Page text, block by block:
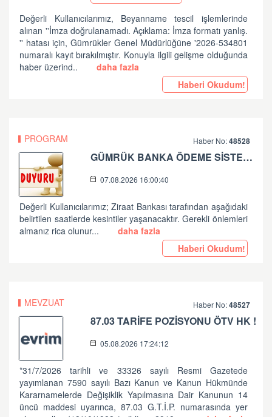
Değerli Kullanıcılarımız, Beyanname tescil işlemlerinde
alınan ''İmza doğrulanamadı. Açıklama: İmza formatı yanlış.
'' hatası için, Gümrükler Genel Müdürlüğüne '2026-534801
numaralı kayıt bırakılmıştır. Konuyla ilgili gelişme olduğunda
haber üzerind..
daha fazla
Haberi Okudum!
PROGRAM Haber No:48528
GÜMRÜK BANKA ÖDEME SİSTEMLERİ ZİRAAT BANKASI PLANLI ÇALIŞMA HK
07.08.2026 16:00:40
Değerli Kullanıcılarımız; Ziraat Bankası tarafından aşağıdaki
belirtilen saatlerde kesintiler yaşanacaktır. Gerekli önlemleri
almanız rica olunur...
daha fazla
Haberi Okudum!
MEVZUAT Haber No:48527
87.03 TARİFE POZİSYONU ÖTV HK !
05.08.2026 17:24:12
*31/7/2026 tarihli ve 33326 sayılı Resmi Gazetede
yayımlanan 7590 sayılı Bazı Kanun ve Kanun Hükmünde
Kararnamelerde Değişiklik Yapılmasına Dair Kanunun 14
üncü maddesi uyarınca, 87.03 G.T.İ.P. numarasında yer